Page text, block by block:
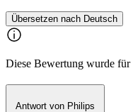
Übersetzen nach Deutsch
Diese Bewertung wurde
Antwort von Philips